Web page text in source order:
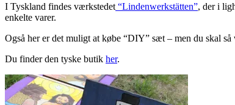
I Tyskland findes værkstedet “Lindenwerkstätten”, der i
enkelte varer.
Også her er det muligt at købe “DIY” sæt – men du skal
Du finder den tyske butik her.